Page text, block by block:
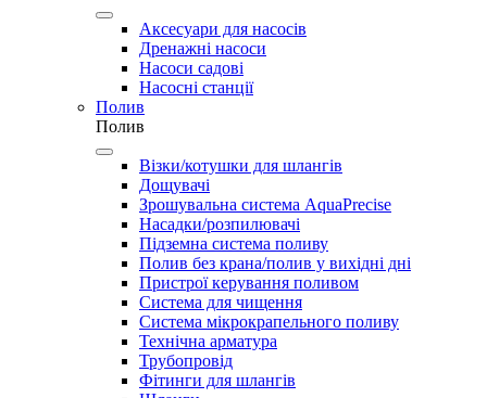
Аксесуари для насосів
Дренажні насоси
Насоси садові
Насосні станції
Полив
Полив
Візки/котушки для шлангів
Дощувачі
Зрошувальна система AquaPrecise
Насадки/розпилювачі
Підземна система поливу
Полив без крана/полив у вихідні дні
Пристрої керування поливом
Система для чищення
Система мікрокрапельного поливу
Технічна арматура
Трубопровід
Фітинги для шлангів